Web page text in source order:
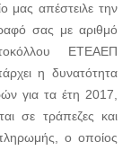
μας απέστειλε την
σας με αριθμό
ΕΤΕΑΕΠ
η δυνατότητα
για τα έτη 2017,
σε τράπεζες και
ο οποίος